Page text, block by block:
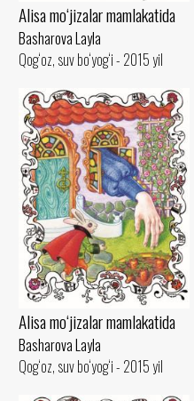
Alisa mo‘jizalar mamlakatida
Basharova Layla
Qog‘oz, suv bo‘yog‘i - 2015 yil
Alisa mo‘jizalar mamlakatida
Basharova Layla
Qog‘oz, suv bo‘yog‘i - 2015 yil